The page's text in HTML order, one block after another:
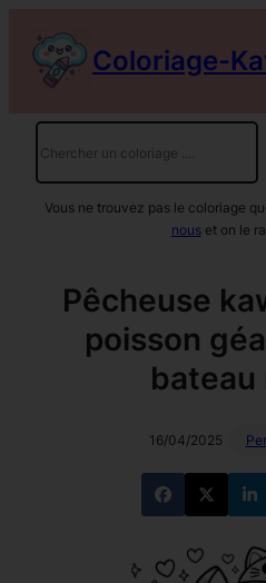
contenu
Coloriage-
Vous ne trouvez pas le coloriage
nouset on le
Pêcheuse
poisson
bateau
16/04/2025